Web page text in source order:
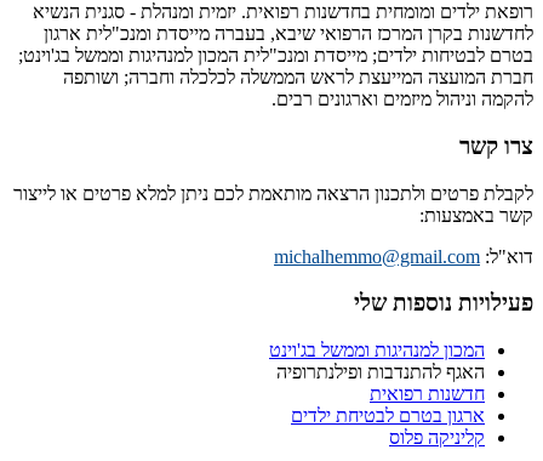
רופאת ילדים ומומחית בחדשנות רפואית. יזמית ומנהלת - סגנית הנשיא
לחדשנות בקרן המרכז הרפואי שיבא, בעברה מייסדת ומנכ"לית ארגון
בטרם לבטיחות ילדים; מייסדת ומנכ"לית המכון למנהיגות וממשל בג'וינט;
חברת המועצה המייעצת לראש הממשלה לכלכלה וחברה; ושותפה
להקמה וניהול מיזמים וארגונים רבים.
צרו קשר
לקבלת פרטים ולתכנון הרצאה מותאמת לכם ניתן למלא פרטים או לייצור
קשר באמצעות:
דוא"ל: michalhemmo@gmail.com
פעילויות נוספות שלי
המכון למנהיגות וממשל בג'וינט
האגף להתנדבות ופילנתרופיה
חדשנות רפואית
ארגון בטרם לבטיחת ילדים
קליניקה פלוס